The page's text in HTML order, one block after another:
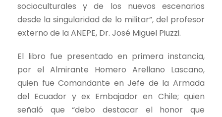
socioculturales y de los nuevos escenarios
desde la singularidad de lo militar”, del profesor
externo de la ANEPE, Dr. José Miguel Piuzzi.
El libro fue presentado en primera instancia,
por el Almirante Homero Arellano Lascano,
quien fue Comandante en Jefe de la Armada
del Ecuador y ex Embajador en Chile; quien
señaló que “debo destacar el honor que